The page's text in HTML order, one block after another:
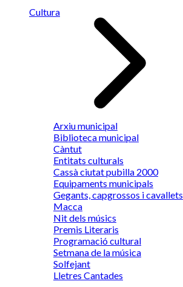
Cultura
Arxiu municipal
Biblioteca municipal
Càntut
Entitats culturals
Cassà ciutat pubilla 2000
Equipaments municipals
Gegants, capgrossos i cavallets
Macca
Nit dels músics
Premis Literaris
Programació cultural
Setmana de la música
Solfejant
Lletres Cantades